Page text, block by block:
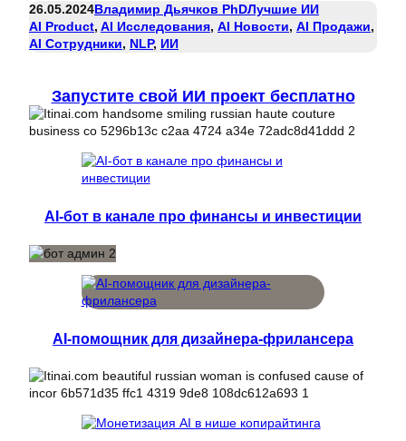
26.05.2024Владимир Дьячков PhDЛучшие ИИ
AI Product, AI Исследования, AI Новости, AI Продажи
AI Сотрудники, NLP, ИИ
Запустите свой ИИ проект бесплатно
AI-бот в канале про финансы и инвестиции
AI-помощник для дизайнера-фрилансера